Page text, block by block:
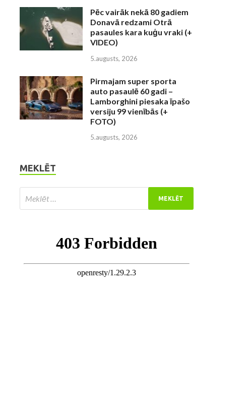
Pēc vairāk nekā 80 gadiem
Donavā redzami Otrā
pasaules kara kuģu vraki (+
VIDEO)
5.augusts, 2026
Pirmajam super sporta
auto pasaulē 60 gadi –
Lamborghini piesaka īpašo
versiju 99 vienībās (+
FOTO)
5.augusts, 2026
MEKLĒT